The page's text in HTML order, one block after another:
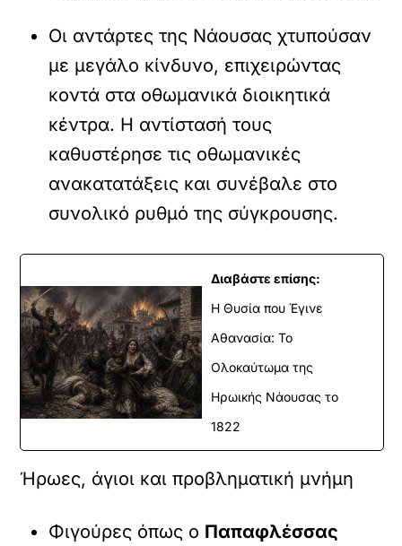
Οι αντάρτες της Νάουσας χτυπούσαν
με μεγάλο κίνδυνο, επιχειρώντας
κοντά στα οθωμανικά διοικητικά
κέντρα. Η αντίστασή τους
καθυστέρησε τις οθωμανικές
ανακατατάξεις και συνέβαλε στο
συνολικό ρυθμό της σύγκρουσης.
Διαβάστε επίσης:
Η Θυσία που Έγινε
Αθανασία: Το
Ολοκαύτωμα της
Ηρωικής Νάουσας το
1822
Ήρωες, άγιοι και προβληματική μνήμη
Φιγούρες όπως ο Παπαφλέσσας